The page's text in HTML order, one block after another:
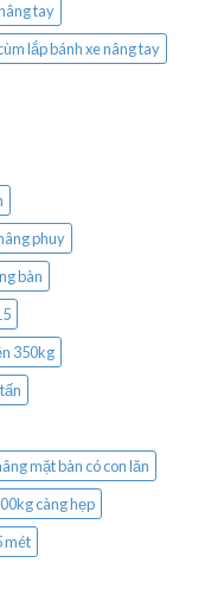
tay
lắp bánh xe nâng tay
phuy
bàn
350kg
mặt bàn có con lăn
càng hẹp
mét